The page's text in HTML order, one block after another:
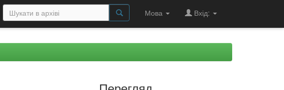
Мова Вхід: